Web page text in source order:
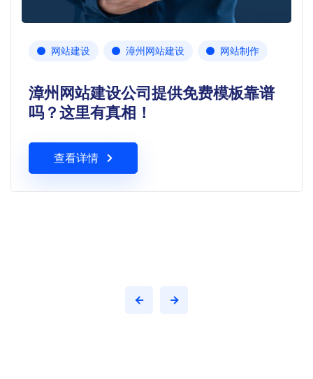
网站建设 漳州网站建设 网站制作
漳州网站建设公司提供免费模板靠谱
吗？这里有真相！
查看详情